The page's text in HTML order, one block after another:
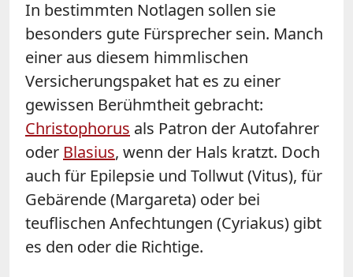
In bestimmten Notlagen sollen sie
besonders gute Fürsprecher sein. Manch
einer aus diesem himmlischen
Versicherungspaket hat es zu einer
gewissen Berühmtheit gebracht:
Christophorus als Patron der Autofahrer
oder Blasius, wenn der Hals kratzt. Doch
auch für Epilepsie und Tollwut (Vitus), für
Gebärende (Margareta) oder bei
teuflischen Anfechtungen (Cyriakus) gibt
es den oder die Richtige.